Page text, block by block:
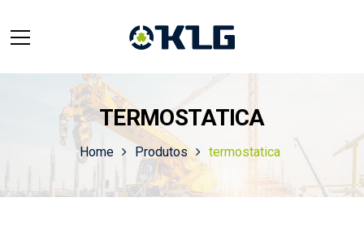
TERMOSTATICA
Home Produtos termostatica